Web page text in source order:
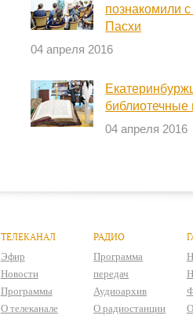
познакомили
Пасхи
04 апреля 2016
библиотечные
04 апреля 2016
ТЕЛЕКАНАЛ
Эфир
Новости
Программы
О телеканале
РАДИО
Программа
передач
Аудиоархив
О радиостанции